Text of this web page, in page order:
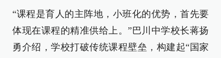
“课程是育人的主阵地，小班化的优势，首先要
体现在课程的精准供给上。”巴川中学校长蒋扬
勇介绍，学校打破传统课程壁垒，构建起“国家